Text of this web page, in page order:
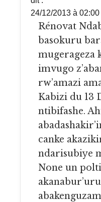
24/12/2013 à 02:00
Rénovat Ndabashinze na Philippe Ngendakumana,
basokuru
mugerageza
imvugo
rw’amazi
Kabizi du 13
ntibifashe.
canke
ndarisubiye
None un